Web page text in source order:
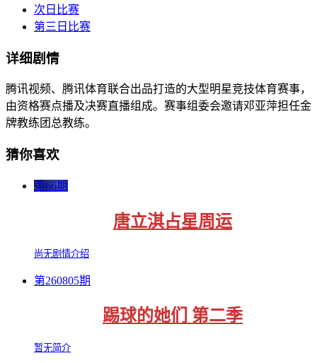
次日比赛
第三日比赛
详细剧情
腾讯视频、腾讯体育联合出品打造的大型明星竞技体育赛事，
由资格赛点播及决赛直播组成。赛事组委会邀请邓亚萍担任金
牌教练团总教练。
猜你喜欢
第66期
唐立淇占星周运
尚无剧情介绍
第260805期
踢球的她们 第二季
暂无简介